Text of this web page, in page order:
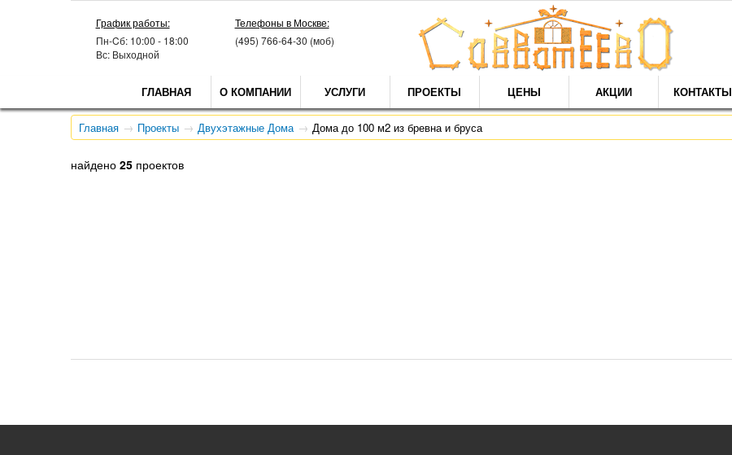
График работы:
Пн-Cб: 10:00 - 18:00
Вс: Выходной
Телефоны в Москве:
(495) 766-64-30 (моб)
ГЛАВНАЯ О КОМПАНИИ УСЛУГИ ПРОЕКТЫ ЦЕНЫ АКЦИИ КОНТАКТЫ
Главная Проекты Двухэтажные Дома Дома до 100 м2 из бревна и бруса
найдено 25 проектов